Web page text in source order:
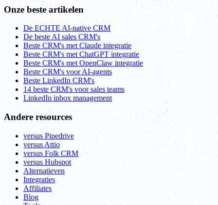
Onze beste artikelen
De ECHTE AI-native CRM
De beste AI sales CRM's
Beste CRM's met Claude integratie
Beste CRM's met ChatGPT integratie
Beste CRM's met OpenClaw integratie
Beste CRM's voor AI-agents
Beste LinkedIn CRM's
14 beste CRM's voor sales teams
LinkedIn inbox management
Andere resources
versus Pipedrive
versus Attio
versus Folk CRM
versus Hubspot
Alternatieven
Integraties
Affiliates
Blog